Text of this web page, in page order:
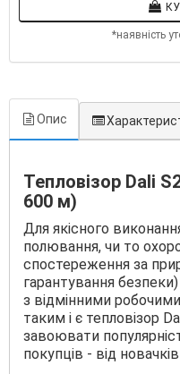
*наявність
Опис
Тепловізор Dali
600 м)
Для якісного
полювання, чи то
спостереження за
гарантування
з відмінними
таким і є тепловізор
завоювати
покупців - від